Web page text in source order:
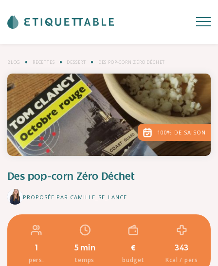
BLOG RECETTES DESSERT DES POP-CORN ZÉRO DÉCHET
100% DE SAISON
Des pop-corn Zéro Déchet
PROPOSÉE PAR CAMILLE_SE_LANCE
pers.
5 min
temps
€
budget
343
Kcal / pers